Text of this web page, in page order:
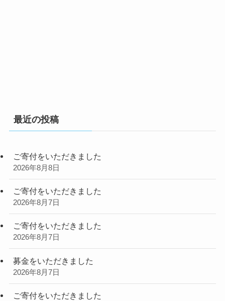
最近の投稿
ご寄付をいただきました
2026年8月8日
ご寄付をいただきました
2026年8月7日
ご寄付をいただきました
2026年8月7日
募金をいただきました
2026年8月7日
ご寄付をいただきました